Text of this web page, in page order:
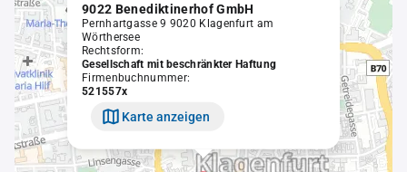
9022 Benediktinerhof GmbH
Pernhartgasse 9 9020 Klagenfurt am
Wörthersee
Rechtsform:
Gesellschaft mit beschränkter Haftung
Firmenbuchnummer:
521557x
Karte anzeigen